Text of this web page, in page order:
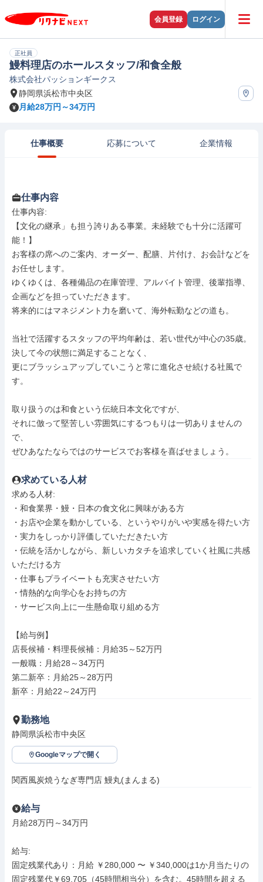
会員登録 ログイン
正社員
鰻料理店のホールスタッフ/和食全般
株式会社パッションギークス
静岡県浜松市中央区
月給28万円～34万円
仕事概要 応募について 企業情報
仕事内容
仕事内容:
【文化の継承」も担う誇りある事業。未経験でも十分に活躍可
能！】
お客様の席へのご案内、オーダー、配膳、片付け、お会計などを
お任せします。
ゆくゆくは、各種備品の在庫管理、アルバイト管理、後輩指導、
企画などを担っていただきます。
将来的にはマネジメント力を磨いて、海外転勤などの道も。
当社で活躍するスタッフの平均年齢は、若い世代が中心の35歳。
決して今の状態に満足することなく、
更にブラッシュアップしていこうと常に進化させ続ける社風で
す。
取り扱うのは和食という伝統日本文化ですが、
それに倣って堅苦しい雰囲気にするつもりは一切ありませんの
で、
ぜひあなたならではのサービスでお客様を喜ばせましょう。
求めている人材
求める人材:
・和食業界・鰻・⽇本の⾷⽂化に興味がある方
・お店や企業を動かしている、というやりがいや実感を得たい方
・実力をしっかり評価していただきたい方
・伝統を活かしながら、新しいカタチを追求していく社風に共感
いただける方
・仕事もプライベートも充実させたい方
・情熱的な向学⼼をお持ちの方
・サービス向上に一生懸命取り組める方
【給与例】
店長候補・料理長候補：月給35～52万円
一般職：月給28～34万円
第二新卒：月給25～28万円
新卒：月給22～24万円
勤務地
静岡県浜松市中央区
Googleマップで開く
関西風炭焼うなぎ専門店 鰻丸(まんまる)
給与
月給28万円～34万円
給与:
固定残業代あり：月給 ￥280,000 〜 ￥340,000は1か月当たりの
固定残業代￥69,705（45時間相当分）を含む。45時間を超える